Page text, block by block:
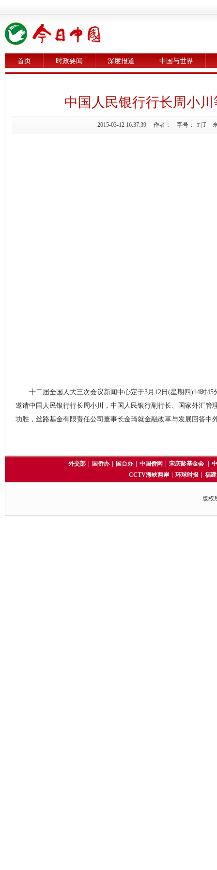
首页 时政要闻 深度报道 中国与世界
中国人民银行行长周小
2015-03-12 16:37:39 作者： 字号： T T
十二届全国人大三次会议新闻中心定于3月12日(星期四)14时
邀请中国人民银行行长周小川，中国人民银行副行长、国家外汇管
功胜，丝路基金有限责任公司董事长金琦就金融改革与发展回答中
外交部 国侨办 国台办 中国侨网 宋庆龄基金会
CCTV海峡两岸
环球时报 福
版权